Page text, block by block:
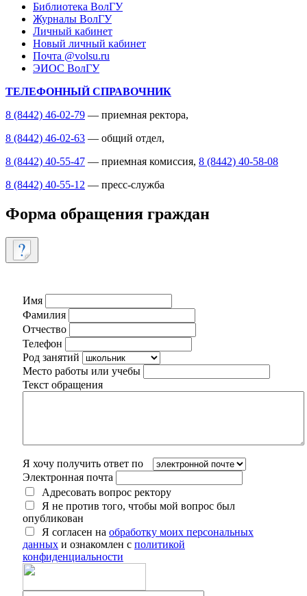
Библиотека ВолГУ
Журналы ВолГУ
Личный кабинет
Новый личный кабинет
Почта @volsu.ru
ЭИОС ВолГУ
ТЕЛЕФОННЫЙ СПРАВОЧНИК
8 (8442) 46-02-79 — приемная ректора,
8 (8442) 46-02-63 — общий отдел,
8 (8442) 40-55-47 — приемная комиссия, 8 (8442) 40-58-08
8 (8442) 40-55-12 — пресс-служба
Форма обращения граждан
Имя
Фамилия
Отчество
Телефон
Род занятий
Место работы или учебы
Текст обращения
Я хочу получить ответ по
Электронная почта
Адресовать вопрос ректору
Я не против того, чтобы мой вопрос был
опубликован
Я согласен на обработку моих персональных
данных и ознакомлен с политикой
конфиденциальности